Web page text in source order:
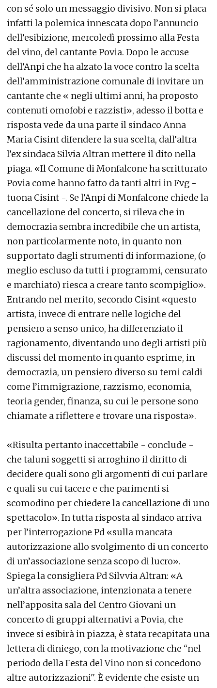
con sé solo un messaggio divisivo. Non si placa
infatti la polemica innescata dopo l’annuncio
dell’esibizione, mercoledì prossimo alla Festa
del vino, del cantante Povia. Dopo le accuse
dell’Anpi che ha alzato la voce contro la scelta
dell’amministrazione comunale di invitare un
cantante che « negli ultimi anni, ha proposto
contenuti omofobi e razzisti», adesso il botta e
risposta vede da una parte il sindaco Anna
Maria Cisint difendere la sua scelta, dall’altra
l’ex sindaca Silvia Altran mettere il dito nella
piaga. «Il Comune di Monfalcone ha scritturato
Povia come hanno fatto da tanti altri in Fvg -
tuona Cisint -. Se l’Anpi di Monfalcone chiede la
cancellazione del concerto, si rileva che in
democrazia sembra incredibile che un artista,
non particolarmente noto, in quanto non
supportato dagli strumenti di informazione, (o
meglio escluso da tutti i programmi, censurato
e marchiato) riesca a creare tanto scompiglio».
Entrando nel merito, secondo Cisint «questo
artista, invece di entrare nelle logiche del
pensiero a senso unico, ha differenziato il
ragionamento, diventando uno degli artisti più
discussi del momento in quanto esprime, in
democrazia, un pensiero diverso su temi caldi
come l’immigrazione, razzismo, economia,
teoria gender, finanza, su cui le persone sono
chiamate a riflettere e trovare una risposta».
«Risulta pertanto inaccettabile - conclude -
che taluni soggetti si arroghino il diritto di
decidere quali sono gli argomenti di cui parlare
e quali su cui tacere e che parimenti si
scomodino per chiedere la cancellazione di uno
spettacolo». In tutta risposta al sindaco arriva
per l’interrogazione Pd «sulla mancata
autorizzazione allo svolgimento di un concerto
di un’associazione senza scopo di lucro».
Spiega la consigliera Pd Silvvia Altran: «A
un’altra associazione, intenzionata a tenere
nell’apposita sala del Centro Giovani un
concerto di gruppi alternativi a Povia, che
invece si esibirà in piazza, è stata recapitata una
lettera di diniego, con la motivazione che “nel
periodo della Festa del Vino non si concedono
altre autorizzazioni''. È evidente che esiste un